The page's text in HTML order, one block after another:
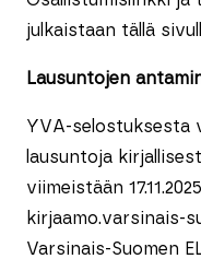
julkaistaan tällä
Lausuntojen
YVA-selostuksesta
lausuntoja
viimeistään
kirjaamo.varsinais-
Varsinais-Suomen